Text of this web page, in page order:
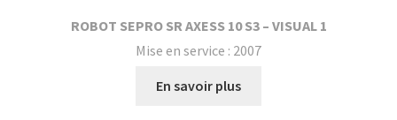
ROBOT SEPRO SR AXESS 10 S3 – VISUAL 1
Mise en service : 2007
En savoir plus